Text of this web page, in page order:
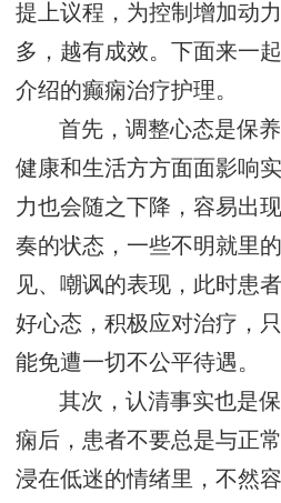
提上议程，为控制增加动
多，越有成效。下面来一
介绍的癫痫治疗护理。
首先，调整心态是保
健康和生活方方面面影响
力也会随之下降，容易出
奏的状态，一些不明就里
见、嘲讽的表现，此时患
好心态，积极应对治疗，
能免遭一切不公平待遇。
其次，认清事实也是
痫后，患者不要总是与正
浸在低迷的情绪里，不然